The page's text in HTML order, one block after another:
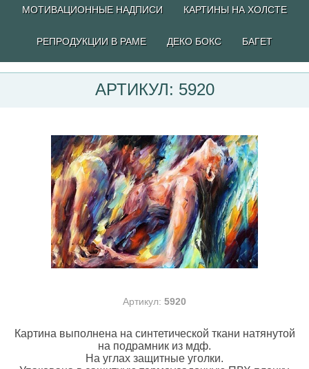
МОТИВАЦИОННЫЕ НАДПИСИ КАРТИНЫ НА ХОЛСТЕ
РЕПРОДУКЦИИ В РАМЕ ДЕКО БОКС БАГЕТ
АРТИКУЛ: 5920
Артикул: 5920
Картина выполнена на синтетической ткани натянутой
на подрамник из мдф.
На углах защитные уголки.